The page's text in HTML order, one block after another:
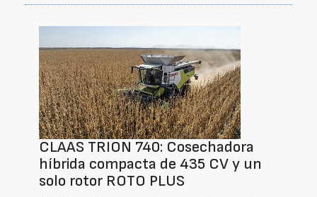
CLAAS TRION 740: Cosechadora
híbrida compacta de 435 CV y un
solo rotor ROTO PLUS